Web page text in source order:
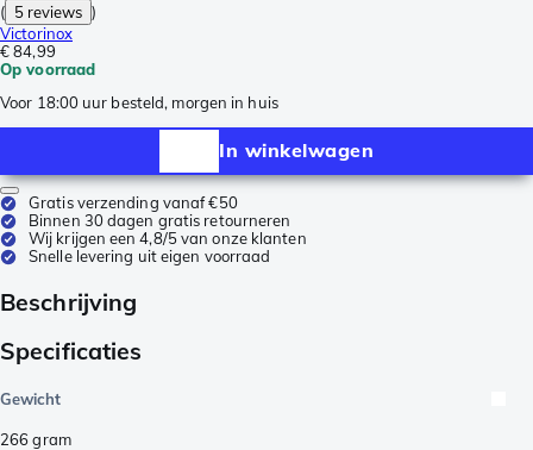
( 5 reviews )
Victorinox
€ 84,99
Op voorraad
Voor 18:00 uur besteld, morgen in huis
In winkelwagen
Gratis verzending vanaf €50
Binnen 30 dagen gratis retourneren
Wij krijgen een 4,8/5 van onze klanten
Snelle levering uit eigen voorraad
Beschrijving
Specificaties
Gewicht
266gram